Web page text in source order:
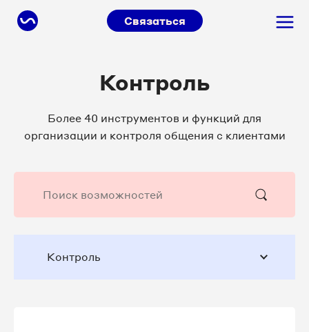
Связаться
Контроль
Более 40 инструментов и функций для
организации и контроля общения с клиентами
Контроль